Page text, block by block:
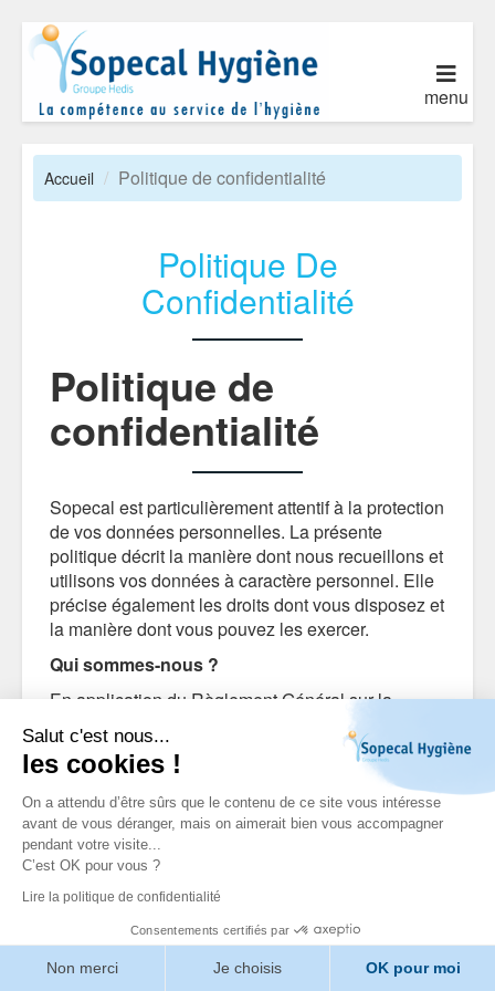
Salut c'est nous...
les cookies !
On a attendu d’être sûrs que le contenu de ce site vous intéresse
avant de vous déranger, mais on aimerait bien vous accompagner
pendant votre visite...
C’est OK pour vous ?
Lire la politique de confidentialité
Consentements certifiés par
Non merci Je choisis OK pour moi
menu
Accueil Politique de confidentialité
Politique De
Confidentialité
Politique de
confidentialité
Sopecal est particulièrement attentif à la protection
de vos données personnelles. La présente
politique décrit la manière dont nous recueillons et
utilisons vos données à caractère personnel. Elle
précise également les droits dont vous disposez et
la manière dont vous pouvez les exercer.
Qui sommes-nous ?
En application du Règlement Général sur la
Protection des Données, Sopecal est le
responsable du traitement des données. Cela
signifie que Sopecal détermine quelles données
sont collectées, comment ces données vont être
utilisées et protégées. L’adresse de notre siège
social est 840 Rue de la Ferme Carboué, 40000
MONT DE MARSAN.
Si vous avez des questions sur la manière dont
nous traitons les données à caractère personnel
ou si vous souhaitez exercer vos droits en tant que
personne concernée, veuillez nous envoyer un